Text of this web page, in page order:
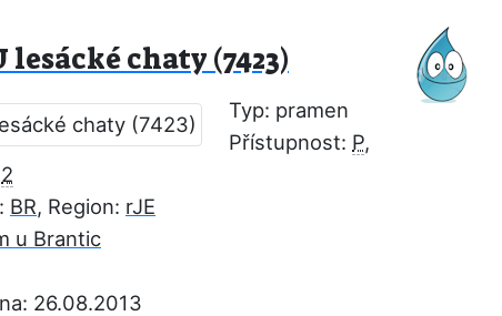
lesácké chaty (7423)
Typ: pramen
Přístupnost: P,
2
BR, Region: rJE
u Brantic
26.08.2013